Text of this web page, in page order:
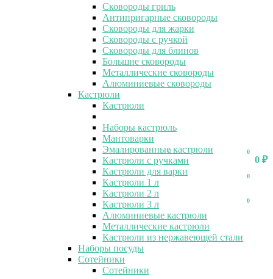
0
0 ₽
0
0
0
Сковороды гриль
Антипригарные сковороды
Сковороды для жарки
Сковороды с ручкой
Сковороды для блинов
Большие сковороды
Металлические сковороды
Алюминиевые сковороды
Кастрюли
Кастрюли
Наборы кастрюль
Мантоварки
Эмалированные кастрюли
Кастрюли с ручками
Кастрюли для варки
Кастрюли 1 л
Кастрюли 2 л
Кастрюли 3 л
Алюминиевые кастрюли
Металлические кастрюли
Кастрюли из нержавеющей стали
Наборы посуды
Сотейники
Сотейники